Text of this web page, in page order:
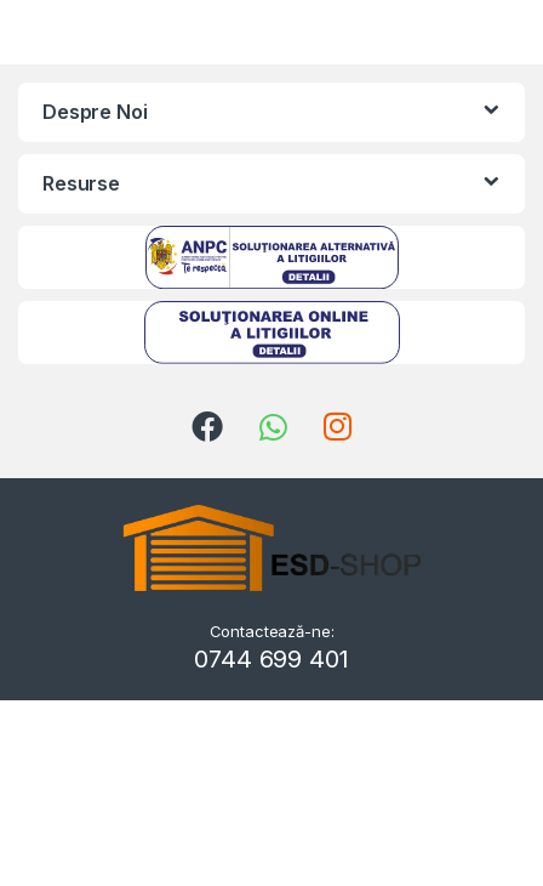
Despre Noi
Resurse
Kriszta
Typically replies within a day
Contactează-ne:
0744 699 401